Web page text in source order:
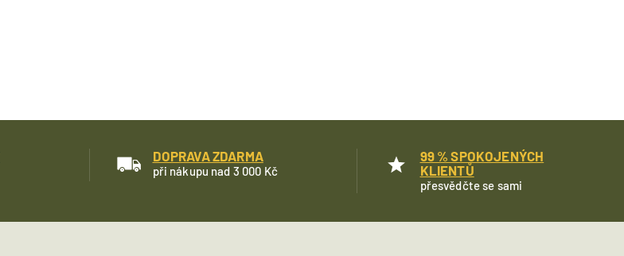
DOPRAVA ZDARMA
při nákupu nad 3 000 Kč
99 % SPOKOJENÝCH
KLIENTŮ
přesvědčte se sami